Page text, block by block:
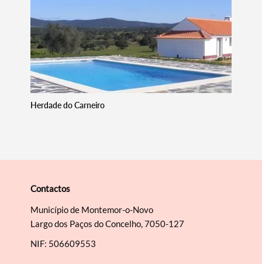
Filtros
Herdade do Carneiro
Contactos
Município de Montemor-o-Novo
Largo dos Paços do Concelho, 7050-127
NIF: 506609553